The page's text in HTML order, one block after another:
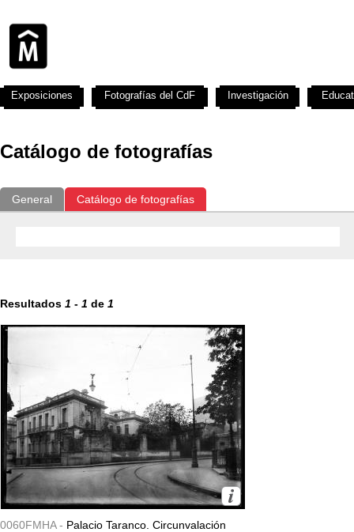
Catálogo de fotografías
General Catálogo de fotografías
Resultados 1 - 1 de 1
0060FMHA - Palacio Taranco. Circunvalación
Exposiciones Fotografías del CdF Investigación